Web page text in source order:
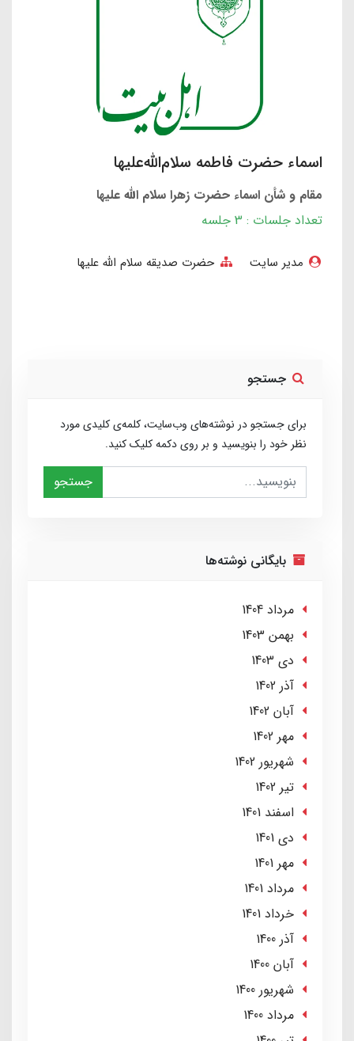
اسماء حضرت فاطمه سلام‌الله‌علیها
مقام و شأن اسماء حضرت زهرا سلام الله علیها
تعداد جلسات : 3 جلسه
مدیر سایت حضرت صدیقه سلام الله علیها
جستجو
برای جستجو در نوشته‌های وب‌سایت، کلمه‌ی کلیدی مورد
نظر خود را بنویسید و بر روی دکمه کلیک کنید.
جستجو
بایگانی نوشته‌ها
مرداد 1404
بهمن 1403
دی 1403
آذر 1402
آبان 1402
مهر 1402
شهریور 1402
تير 1402
اسفند 1401
دی 1401
مهر 1401
مرداد 1401
خرداد 1401
آذر 1400
آبان 1400
شهریور 1400
مرداد 1400